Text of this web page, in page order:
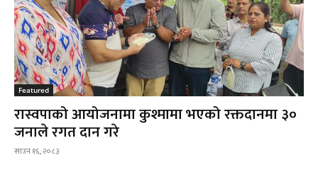
Featured
रास्वपाको आयोजनामा कुश्मामा भएको रक्तदानमा ३०
जनाले रगत दान गरे
साउन १६, २०८३